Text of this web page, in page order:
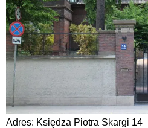
Adres: Księdza Piotra Skargi 14